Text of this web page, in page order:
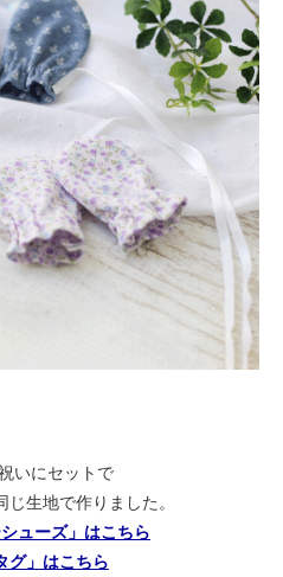
いにセットで
生地で作りました。
ューズ」はこちら
グ」はこちら